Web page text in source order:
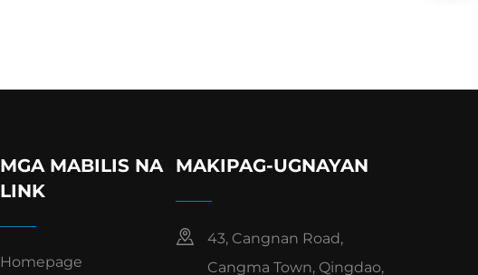
MGA MABILIS NA
LINK
Homepage
MAKIPAG-UGNAYAN
43, Cangnan Road,
Cangma Town, Qingdao,